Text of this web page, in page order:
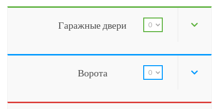
Гаражные двери
Ворота